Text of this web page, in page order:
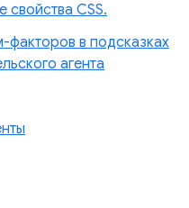
CSS.
в подсказках
агента